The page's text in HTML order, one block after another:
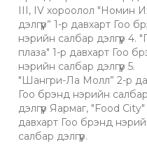
III, IV хороолол "Номин
дэлгүүр” 1-р давхарт Гоо
нэрийн салбар дэлгүүр 4.
плаза" 1-р давхарт Гоо
нэрийн салбар дэлгүүр 5.
"Шангри-Ла Молл” 2-р
Гоо брэнд нэрийн салбар
дэлгүүр Яармаг, "Food City"
давхарт Гоо брэнд
салбар дэлгүүр.